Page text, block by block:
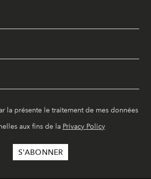
la présente le traitement de mes données
aux fins de la Privacy Policy